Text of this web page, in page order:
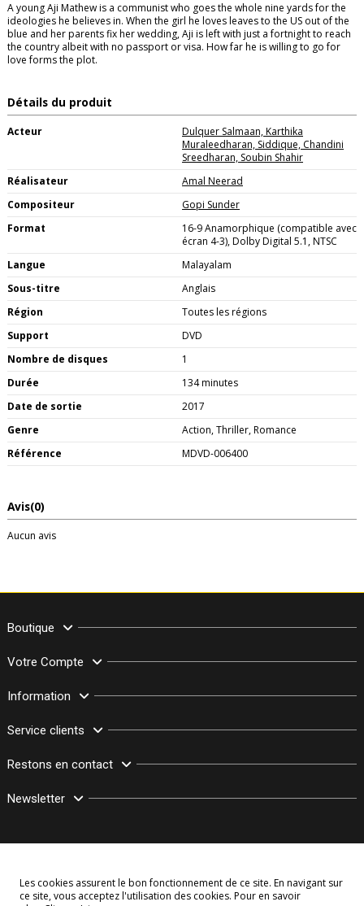
A young Aji Mathew is a communist who goes the whole nine yards for the
ideologies he believes in. When the girl he loves leaves to the US out of the
blue and her parents fix her wedding, Aji is left with just a fortnight to reach
the country albeit with no passport or visa. How far he is willing to go for
love forms the plot.
Détails du produit
Acteur
Dulquer Salmaan, Karthika
Muraleedharan, Siddique, Chandini
Sreedharan, Soubin Shahir
Réalisateur
Amal Neerad
Compositeur
Gopi Sunder
Format
16-9 Anamorphique (compatible avec
écran 4-3), Dolby Digital 5.1, NTSC
Langue
Malayalam
Sous-titre
Anglais
Région
Toutes les régions
Support
DVD
Nombre de disques
1
Durée
134 minutes
Date de sortie
2017
Genre
Action, Thriller, Romance
Référence
MDVD-006400
Avis(0)
Aucun avis
Boutique
Votre Compte
Information
Service clients
Restons en contact
Newsletter
Les cookies assurent le bon fonctionnement de ce site. En navigant sur
ce site, vous acceptez l'utilisation des cookies. Pour en savoir